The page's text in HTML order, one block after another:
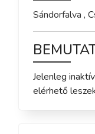
Sándorfalva ,
Jelenleg
elérhető